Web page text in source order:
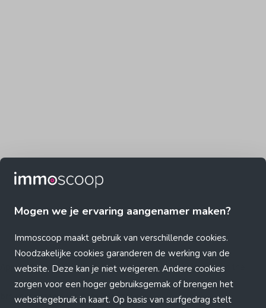
Mogen we je ervaring aangenamer maken?
Immoscoop maakt gebruik van verschillende cookies.
Noodzakelijke cookies garanderen de werking van de
website. Deze kan je niet weigeren. Andere cookies
zorgen voor een hoger gebruiksgemak of brengen het
websitegebruik in kaart. Op basis van surfgedrag stelt
Application error: a client-side exception has occurred (see the
browser console for more information)